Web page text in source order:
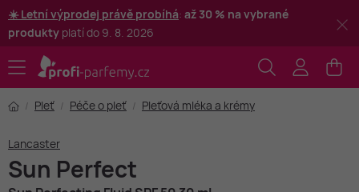
☀️ Letní výprodej právě probíhá: až 30 % na vybrané
produkty platí do 9. 8. 2026
Pleť Péče o pleť Pleťová mléka a krémy
Lancaster
Sun Perfect